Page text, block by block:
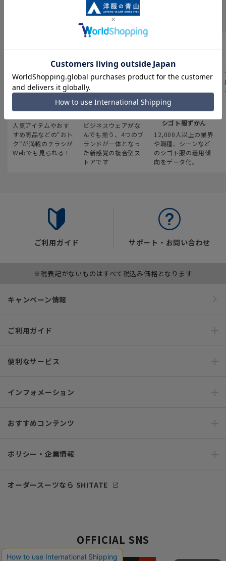
INFORMATION
最新のお買い得情報
人気アイテムやおす
すめ商品などの“おト
ク“が満載のチラシが
Webでも見られる！
スーツスクエア
ビジネスウェアがな
んでも揃う、4つのブ
ランドが一体となっ
た新感覚の複合型ス
トアです
みんなの
シゴト服ずかん
12,000人以上の業界
や職種、シーンなど
のシゴト服の着用傾
向をデータ化。
ご利用ガイド サポート・お問い合わせ
※税表記がないものはすべて税込み価格となります
キャンペーン情報
ご利用ガイド
便利なサービス
インフォメーション
おすすめコンテンツ
ポリシー・企業情報
オーダースーツなら SHITATE
OFFICIAL SNS